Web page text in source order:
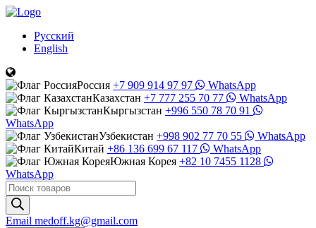
Русский
English
Россия +7 909 914 97 97
WhatsApp
Казахстан +7 777 255 70 77
WhatsApp
Кыргызстан +996 550 78 70 91
WhatsApp
Узбекистан +998 902 77 70 55
WhatsApp
Китай +86 136 699 67 117
WhatsApp
Южная Корея +82 10 7455 1128
WhatsApp
Поиск
товаров
Email medoff.kg@gmail.com